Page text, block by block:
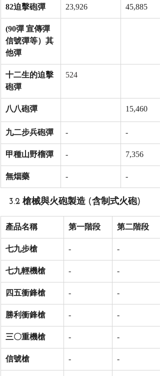
82迫擊砲彈 23,926 45,885
(90彈 宣傳彈
信號彈等）其
他彈
十二生的迫擊
砲彈
524
八八砲彈 15,460
九二步兵砲彈 - -
甲種山野榴彈 - 7,356
無烟藥 - -
3.2 槍械與火砲製造 (含制式火砲)
產品名稱 第一階段 第二階段
七九步槍 - -
七九輕機槍 - -
四五衝鋒槍 - -
勝利衝鋒槍 - -
三〇重機槍 - -
信號槍 - -